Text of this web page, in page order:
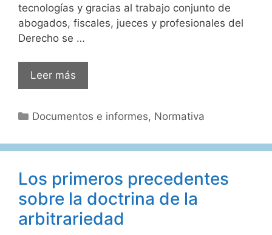
tecnologías y gracias al trabajo conjunto de
abogados, fiscales, jueces y profesionales del
Derecho se …
Leer más
sobre
evidencia
inteligencia
y
ciberacosos
Categorías
Documentos e informes, Normativa
Los primeros precedentes
sobre la doctrina de la
arbitrariedad